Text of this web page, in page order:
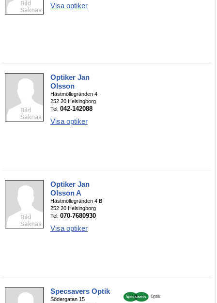
Visa optiker
Optiker Jan
Olsson
Hästmöllegränden 4
252 20 Helsingborg
Tel: 042-142088
Visa optiker
Optiker Jan
Olsson A
Hästmöllegränden 4 B
252 20 Helsingborg
Tel: 070-7680930
Visa optiker
Specsavers Optik
Södergatan 15